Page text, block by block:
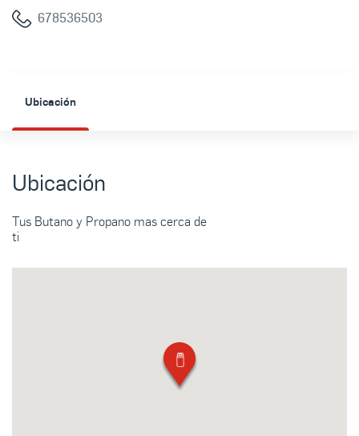
678536503
Ubicación
Ubicación
Tus Butano y Propano mas cerca de
ti